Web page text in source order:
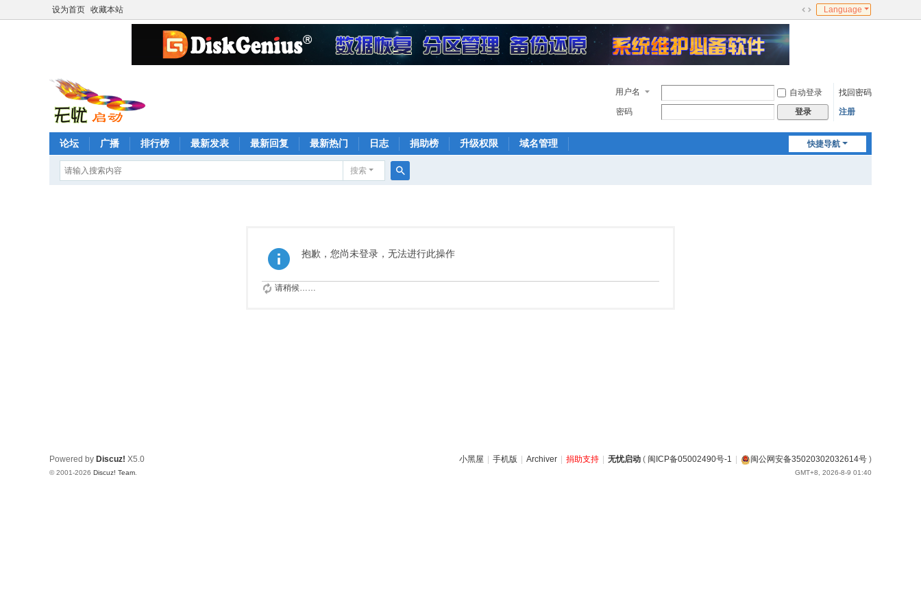
设为首页 收藏本站
切
Language
用户名 自动登录
找回密码
密码
登录 注册
快捷导航
论坛 广播 排行榜 最新发表 最新回复 最新热门 日志 捐助榜 升级权限 域名管理
搜索
抱歉，您尚未登录，无法进行此操作
请稍候……
小黑屋 手机版 Archiver 捐助支持 无忧启动 ( 闽ICP备05002490号-1 闽公网安备35020302032614号 )
GMT+8, 2026-8-9 01:40
Powered by Discuz! X5.0
© 2001-2026 Discuz! Team